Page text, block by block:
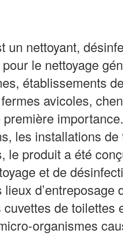
un nettoyant,
le nettoyage
établissements de
avicoles,
les installations
le produit a été
et de
d’entreposage
de toilettes
organismes